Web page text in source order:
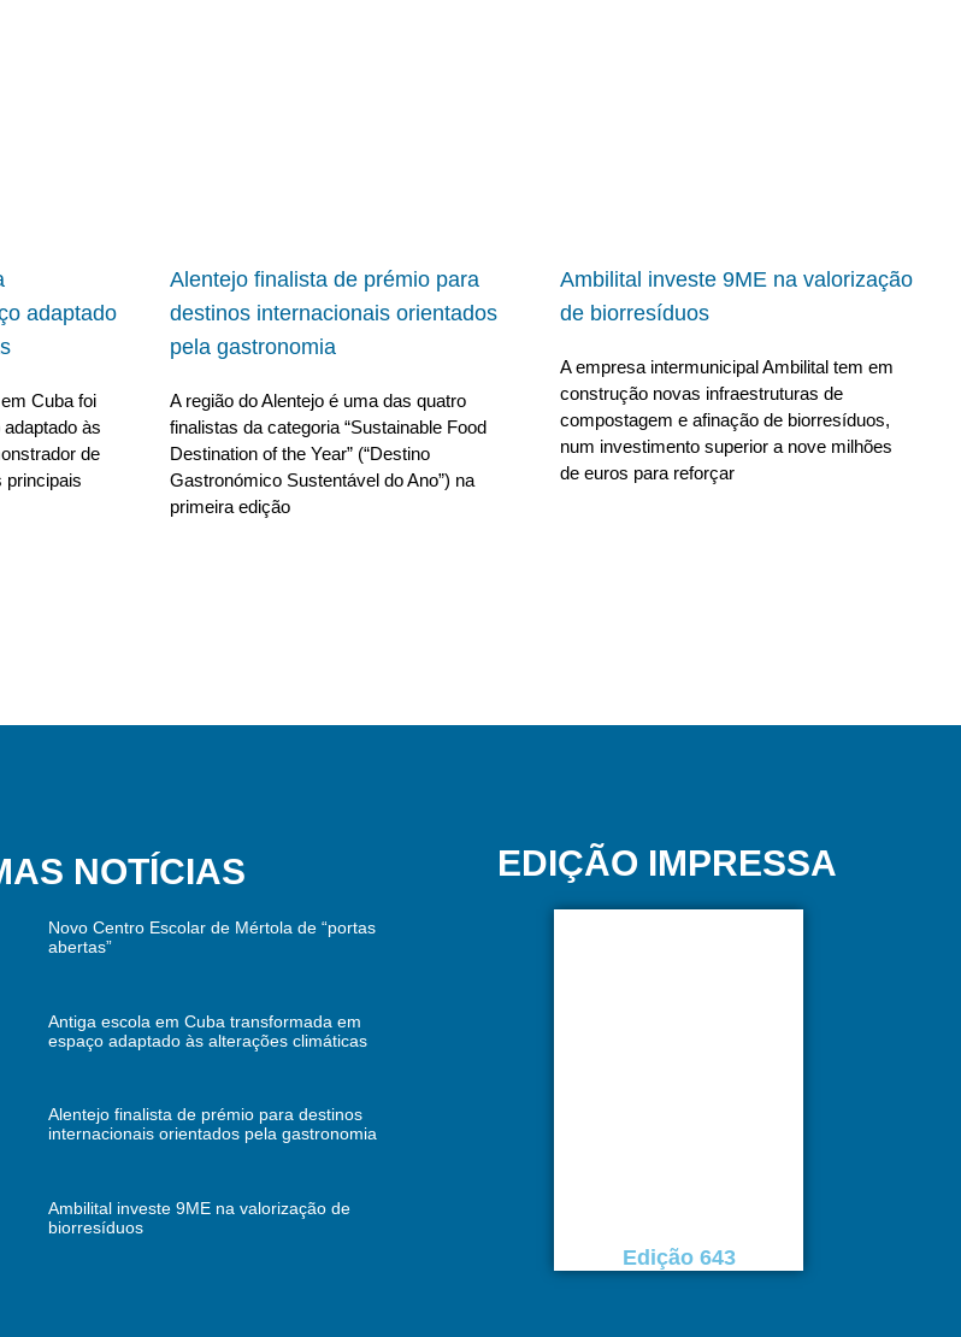
adaptado
Cuba foi
às
de
principais
Alentejo finalista de prémio para
destinos internacionais orientados
pela gastronomia
A região do Alentejo é uma das quatro
finalistas da categoria “Sustainable Food
Destination of the Year” (“Destino
Gastronómico Sustentável do Ano”) na
primeira edição
Ambilital investe 9ME na valorização
de biorresíduos
A empresa intermunicipal Ambilital tem em
construção novas infraestruturas de
compostagem e afinação de biorresíduos,
num investimento superior a nove milhões
de euros para reforçar
NOTÍCIAS
Novo Centro Escolar de Mértola de “portas
abertas”
Antiga escola em Cuba transformada em
espaço adaptado às alterações climáticas
Alentejo finalista de prémio para destinos
internacionais orientados pela gastronomia
Ambilital investe 9ME na valorização de
biorresíduos
EDIÇÃO IMPRESSA
Edição 643